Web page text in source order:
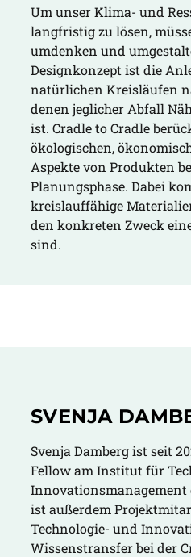
Um unser Klima- und
langfristig zu lösen,
umdenken und
Designkonzept ist die
natürlichen Kreisläufen
denen jeglicher Abfall
ist. Cradle to Cradle
ökologischen,
Aspekte von Produkten
Planungsphase. Dabei
kreislauffähige
den konkreten Zweck
sind.
SVENJA
Svenja Damberg ist seit
Fellow am Institut für
Innovationsmanagement
ist außerdem
Technologie- und
Wissenstransfer bei der